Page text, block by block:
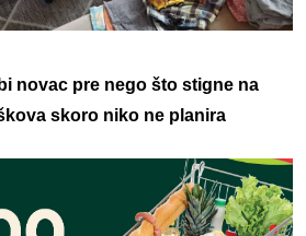
novac pre nego što stigne na
skoro niko ne planira